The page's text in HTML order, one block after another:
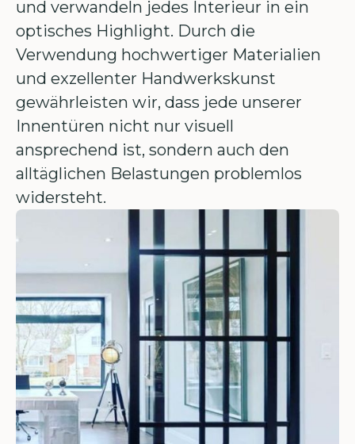
und verwandeln jedes Interieur in ein
optisches Highlight. Durch die
Verwendung hochwertiger Materialien
und exzellenter Handwerkskunst
gewährleisten wir, dass jede unserer
Innentüren nicht nur visuell
ansprechend ist, sondern auch den
alltäglichen Belastungen problemlos
widersteht.